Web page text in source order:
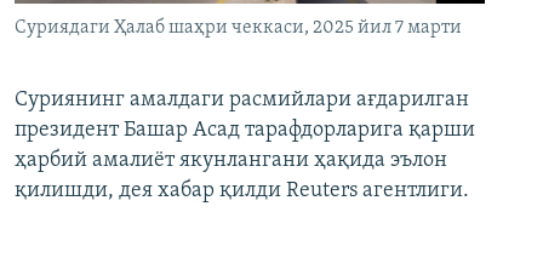
Суриядаги Ҳалаб шаҳри чеккаси, 2025 йил 7 марти
Суриянинг амалдаги расмийлари ағдарилган
президент Башар Асад тарафдорларига қарши
ҳарбий амалиёт якунлангани ҳақида эълон
қилишди, дея хабар қилди Reuters агентлиги.